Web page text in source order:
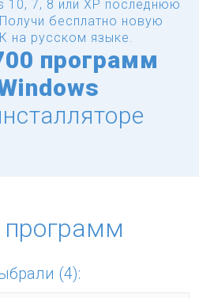
10, 7, 8 или XP последнюю
Получи бесплатно новую
на русском языке.
программ
(4):